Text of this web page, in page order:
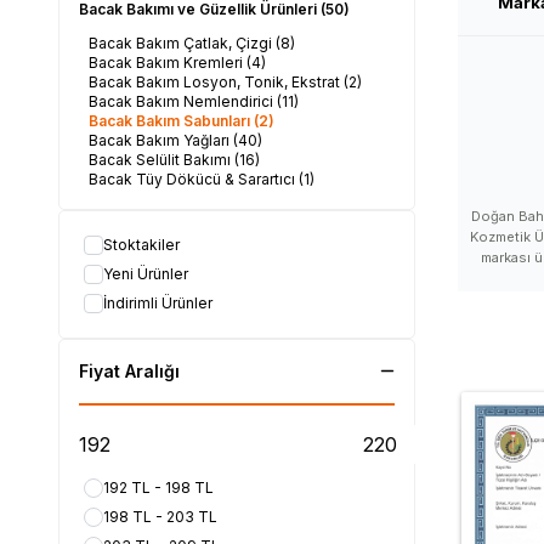
Bacak Bakımı ve Güzellik Ürünleri (50)
Bacak Bakım Çatlak, Çizgi (8)
Bacak Bakım Kremleri (4)
Bacak Bakım Losyon, Tonik, Ekstrat (2)
Bacak Bakım Nemlendirici (11)
Bacak Bakım Sabunları (2)
Bacak Bakım Yağları (40)
Bacak Selülit Bakımı (16)
Bacak Tüy Dökücü & Sarartıcı (1)
Stoktakiler
Yeni Ürünler
İndirimli Ürünler
Fiyat Aralığı
192 TL - 198 TL
198 TL - 203 TL
Doğan
Kozmetik
markası
satan yer,
Doğan
Doğan
markası,
Doğan
zararlı
Baharat
ürünleri
satılır,
Baharat